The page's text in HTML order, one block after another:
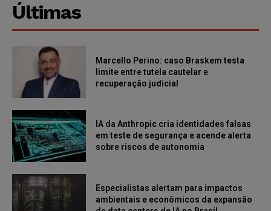
Últimas
Marcello Perino: caso Braskem testa
limite entre tutela cautelar e
recuperação judicial
IA da Anthropic cria identidades falsas
em teste de segurança e acende alerta
sobre riscos de autonomia
Especialistas alertam para impactos
ambientais e econômicos da expansão